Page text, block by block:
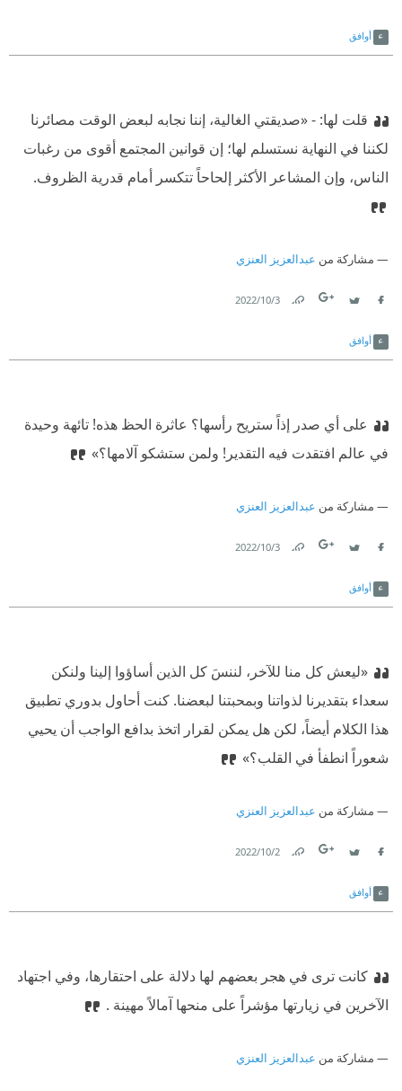
أوافق
قلت لها: ‫ - «صديقتي الغالية، إننا نجابه لبعض الوقت مصائرنا
لكننا في النهاية نستسلم لها؛ إن قوانين المجتمع أقوى من رغبات
الناس، وإن المشاعر الأكثر إلحاحاً تتكسر أمام قدرية الظروف.
مشاركة من عبدالعزيز العنزي
3‏/10‏/2022
أوافق
على أي صدر إذاً ستريح رأسها؟ عاثرة الحظ هذه! تائهة وحيدة
في عالم افتقدت فيه التقدير! ولمن ستشكو آلامها؟»
مشاركة من عبدالعزيز العنزي
3‏/10‏/2022
أوافق
«ليعش كل منا للآخر، لننسَ كل الذين أساؤوا إلينا ولنكن
سعداء بتقديرنا لذواتنا وبمحبتنا لبعضنا. كنت أحاول بدوري تطبيق
هذا الكلام أيضاً، لكن هل يمكن لقرار اتخذ بدافع الواجب أن يحيي
شعوراً انطفأ في القلب؟»
مشاركة من عبدالعزيز العنزي
2‏/10‏/2022
أوافق
كانت ترى في هجر بعضهم لها دلالة على احتقارها، وفي اجتهاد
الآخرين في زيارتها مؤشراً على منحها آمالاً مهينة .
مشاركة من عبدالعزيز العنزي